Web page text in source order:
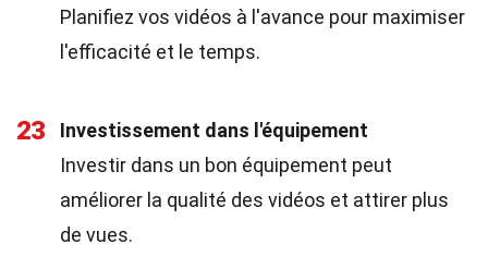
Planifiez vos vidéos à l'avance pour maximiser
l'efficacité et le temps.
23
Investissement dans l'équipement
Investir dans un bon équipement peut
améliorer la qualité des vidéos et attirer plus
de vues.